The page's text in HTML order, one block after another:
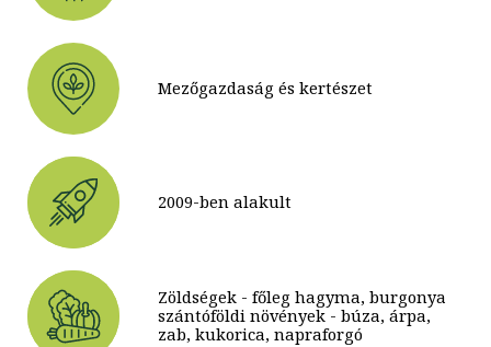
Mezőgazdaság és kertészet
2009-ben alakult
Zöldségek - főleg hagyma, burgonya
szántóföldi növények - búza, árpa,
zab, kukorica, napraforgó